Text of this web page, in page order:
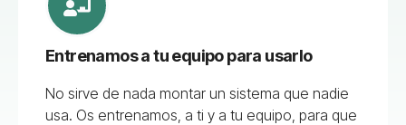
Entrenamos a tu equipo para usarlo
No sirve de nada montar un sistema que nadie
usa. Os entrenamos, a ti y a tu equipo, para que